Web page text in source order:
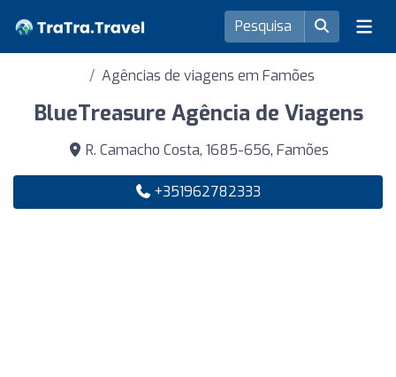
Agências de viagens em Famões
BlueTreasure Agência de Viagens
R. Camacho Costa, 1685-656, Famões
+351962782333